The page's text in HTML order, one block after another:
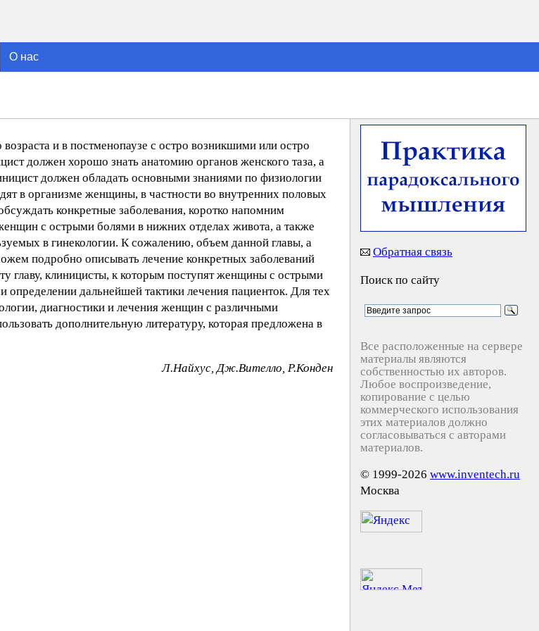
О нас
и в постменопаузе с остро возникшими или остро
должен хорошо знать анатомию органов женского таза, а
должен обладать основными знаниями по физиологии
в организме женщины, в частности во внутренних половых
конкретные заболевания, коротко напомним
с острыми болями в нижних отделах живота, а также
в гинекологии. К сожалению, объем данной главы, а
подробно описывать лечение конкретных заболеваний
главу, клиницисты, к которым поступят женщины с острыми
определении дальнейшей тактики лечения пациенток. Для тех
диагностики и лечения женщин с различными
дополнительную литературу, которая предложена в
Л.Найхус, Дж.Вителло, Р.Конден
Обратная связь
Поиск по сайту
Все расположенные на сервере
материалы являются
собственностью их авторов.
Любое воспроизведение,
копирование с целью
коммерческого использования
этих материалов должно
согласовываться с авторами
материалов.
© 1999-2026 www.inventech.ru
Москва